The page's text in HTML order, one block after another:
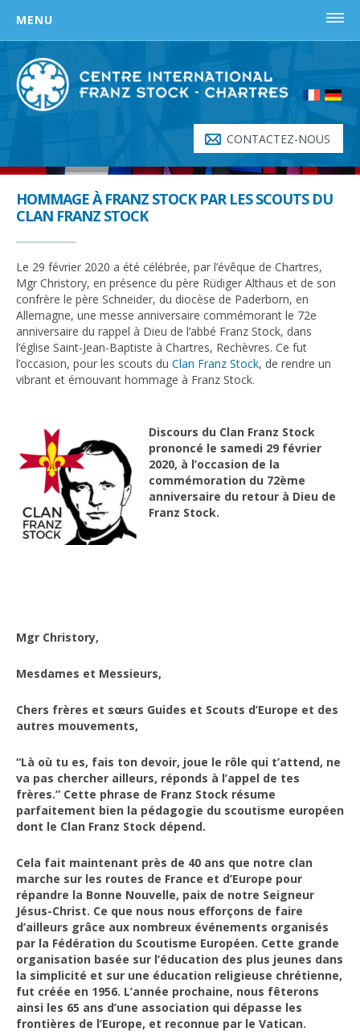
content
MENU
ACCUEIL
LE PRIX FRANZ STOCK
Qui reçoit le prix Franz Stock ?
Lauréats
L’ABBÉ FRANZ STOCK
Histoire de Franz Stock – L’Archange en Enfer
Discours de Franz Stock du 26 avril 1947
Biographie de Franz Stock (1904 – 1948)
La tombe de Franz Stock au cimetière parisien de Thiais
Le fonds de dotation C.I.F.S. Objet
Fondateurs
Buts et objectifs
Statuts
Relations internationales
Éditions
Les projets
Aménagement de l’Eglise de Rechèvres
Dépliant collecte de fonds
L’ÉGLISE DE RECHÈVRES
Histoire de l’église de Rechèvres
La tombe de Franz Stock dans l’église de Rechèvres
(Chartres)
L’architecture de l’église
La bande dessinée Franz Stock
CONTACTEZ-NOUS
HOMMAGE À FRANZ STOCK PAR LES SCOUTS DU
CLAN FRANZ STOCK
Le 29 février 2020 a été célébrée, par l’évêque de Chartres,
Mgr Christory, en présence du père Rüdiger Althaus et de son
confrère le père Schneider, du diocèse de Paderborn, en
Allemagne, une messe anniversaire commémorant le 72e
anniversaire du rappel à Dieu de l’abbé Franz Stock, dans
l’église Saint-Jean-Baptiste à Chartres, Rechèvres. Ce fut
l’occasion, pour les scouts du Clan Franz Stock, de rendre un
vibrant et émouvant hommage à Franz Stock.
Discours du Clan Franz Stock
prononcé le samedi 29 février
2020, à l’occasion de la
commémoration du 72ème
anniversaire du retour à Dieu de
Franz Stock.
Mgr Christory,
Mesdames et Messieurs,
Chers frères et sœurs Guides et Scouts d’Europe et des
autres mouvements,
“Là où tu es, fais ton devoir, joue le rôle qui t’attend, ne
va pas chercher ailleurs, réponds à l’appel de tes
frères.” Cette phrase de Franz Stock résume
parfaitement bien la pédagogie du scoutisme européen
dont le Clan Franz Stock dépend.
Cela fait maintenant près de 40 ans que notre clan
marche sur les routes de France et d’Europe pour
répandre la Bonne Nouvelle, paix de notre Seigneur
Jésus-Christ. Ce que nous nous efforçons de faire
d’ailleurs grâce aux nombreux événements organisés
par la Fédération du Scoutisme Européen. Cette grande
organisation basée sur l’éducation des plus jeunes dans
la simplicité et sur une éducation religieuse chrétienne,
fut créée en 1956. L’année prochaine, nous fêterons
ainsi les 65 ans d’une association qui dépasse les
frontières de l’Europe, et reconnue par le Vatican.